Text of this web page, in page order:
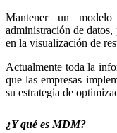
Mantener un
administración de
en la visualización de
Actualmente toda la
que las empresas
su estrategia de
¿Y qué es MDM?